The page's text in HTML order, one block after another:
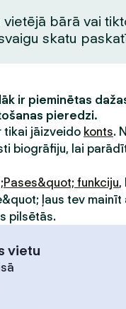
bārā vai
skatu
ir pieminētas
pieredzi.
tikai jāizveido konts.
biogrāfiju, lai
funkciju,
ļaus tev mainīt
pilsētās.
vietu